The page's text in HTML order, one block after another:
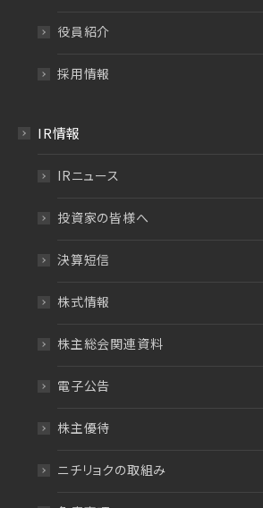
役員紹介
採用情報
IR情報
IRニュース
投資家の皆様へ
決算短信
株式情報
株主総会関連資料
電子公告
株主優待
ニチリョクの取組み